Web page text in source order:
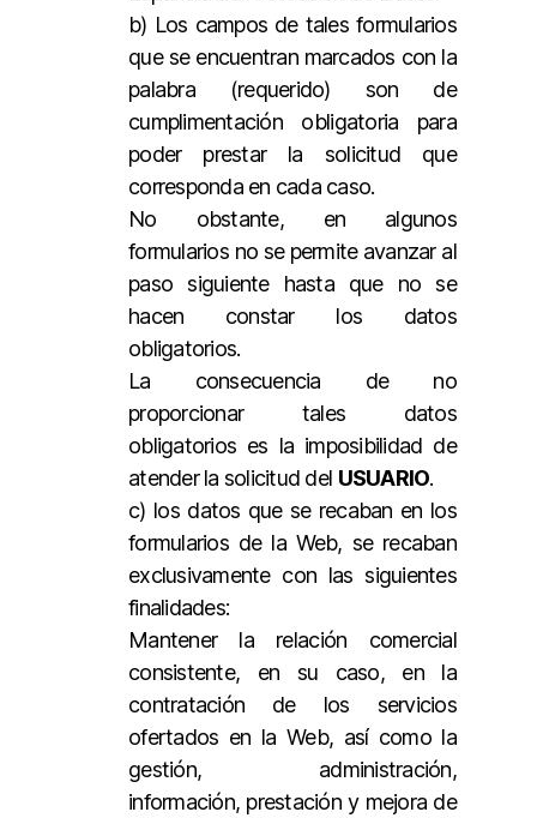
b) Los campos de tales formularios
que se encuentran marcados con la
palabra (requerido) son de
cumplimentación obligatoria para
poder prestar la solicitud que
corresponda en cada caso.
No obstante, en algunos
formularios no se permite avanzar al
paso siguiente hasta que no se
hacen constar los datos
obligatorios.
La consecuencia de no
proporcionar tales datos
obligatorios es la imposibilidad de
atender la solicitud del USUARIO.
c) los datos que se recaban en los
formularios de la Web, se recaban
exclusivamente con las siguientes
finalidades:
Mantener la relación comercial
consistente, en su caso, en la
contratación de los servicios
ofertados en la Web, así como la
gestión, administración,
información, prestación y mejora de